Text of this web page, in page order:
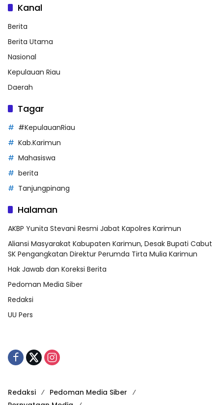
Kanal
Berita
Berita Utama
Nasional
Kepulauan Riau
Daerah
Tagar
#KepulauanRiau
Kab.Karimun
Mahasiswa
berita
Tanjungpinang
Halaman
AKBP Yunita Stevani Resmi Jabat Kapolres Karimun
Aliansi Masyarakat Kabupaten Karimun, Desak Bupati Cabut
SK Pengangkatan Direktur Perumda Tirta Mulia Karimun
Hak Jawab dan Koreksi Berita
Pedoman Media Siber
Redaksi
UU Pers
Redaksi
Pedoman Media Siber